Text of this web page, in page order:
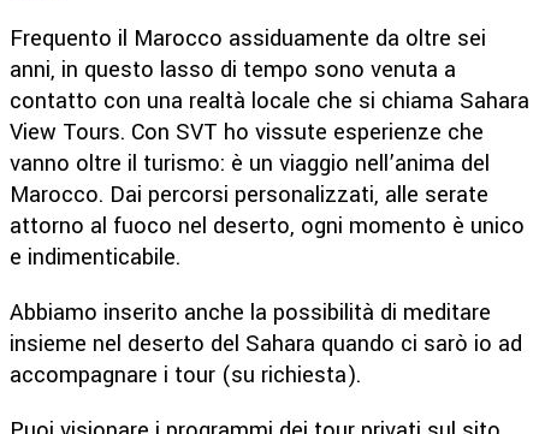
Frequento il Marocco assiduamente da oltre sei
anni, in questo lasso di tempo sono venuta a
contatto con una realtà locale che si chiama Sahara
View Tours. Con SVT ho vissute esperienze che
vanno oltre il turismo: è un viaggio nell’anima del
Marocco. Dai percorsi personalizzati, alle serate
attorno al fuoco nel deserto, ogni momento è unico
e indimenticabile.
Abbiamo inserito anche la possibilità di meditare
insieme nel deserto del Sahara quando ci sarò io ad
accompagnare i tour (su richiesta).